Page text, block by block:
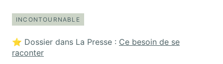
INCONTOURNABLE
⭐️ Dossier dans La Presse : Ce besoin de se
raconter